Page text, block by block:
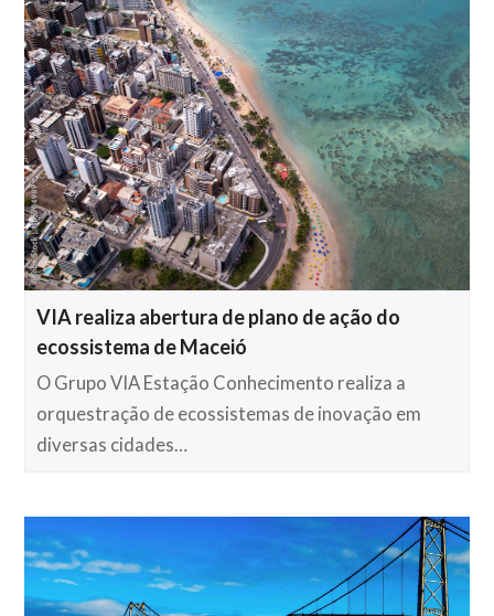
VIA realiza abertura de plano de ação do
ecossistema de Maceió
O Grupo VIA Estação Conhecimento realiza a
orquestração de ecossistemas de inovação em
diversas cidades…